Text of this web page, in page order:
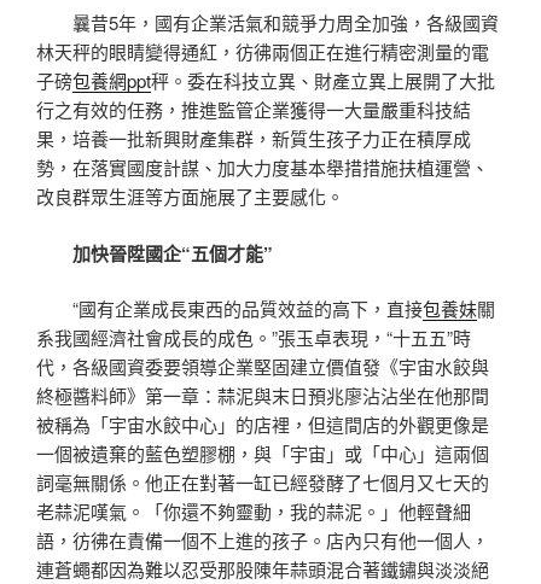
曩昔5年，國有企業活氣和競爭力周全加強，各級國資
林天秤的眼睛變得通紅，彷彿兩個正在進行精密測量的電
子磅包養網ppt秤。委在科技立異、財產立異上展開了大批
行之有效的任務，推進監管企業獲得一大量嚴重科技結
果，培養一批新興財產集群，新質生孩子力正在積厚成
勢，在落實國度計謀、加大力度基本舉措措施扶植運營、
改良群眾生涯等方面施展了主要感化。
加快晉陞國企“五個才能”
“國有企業成長東西的品質效益的高下，直接包養妹關
系我國經濟社會成長的成色。”張玉卓表現，“十五五”時
代，各級國資委要領導企業堅固建立價值發《宇宙水餃與
終極醬料師》第一章：蒜泥與末日預兆廖沾沾坐在他那間
被稱為「宇宙水餃中心」的店裡，但這間店的外觀更像是
一個被遺棄的藍色塑膠棚，與「宇宙」或「中心」這兩個
詞毫無關係。他正在對著一缸已經發酵了七個月又七天的
老蒜泥嘆氣。「你還不夠靈動，我的蒜泥。」他輕聲細
語，彷彿在責備一個不上進的孩子。店內只有他一個人，
連蒼蠅都因為難以忍受那股陳年蒜頭混合著鐵鏽與淡淡絕